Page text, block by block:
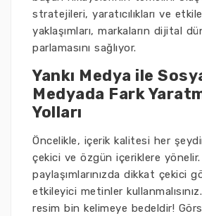
stratejileri, yaratıcılıkları ve
yaklaşımları, markaların dijital
parlamasını sağlıyor.
Yankı Medya ile
Medyada Fark
Yolları
Öncelikle, içerik kalitesi her
çekici ve özgün içeriklere
paylaşımlarınızda dikkat çekici
etkileyici metinler
resim bin kelimeye bedeldir!